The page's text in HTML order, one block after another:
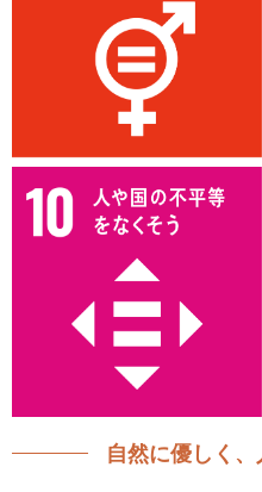
自然に優しく